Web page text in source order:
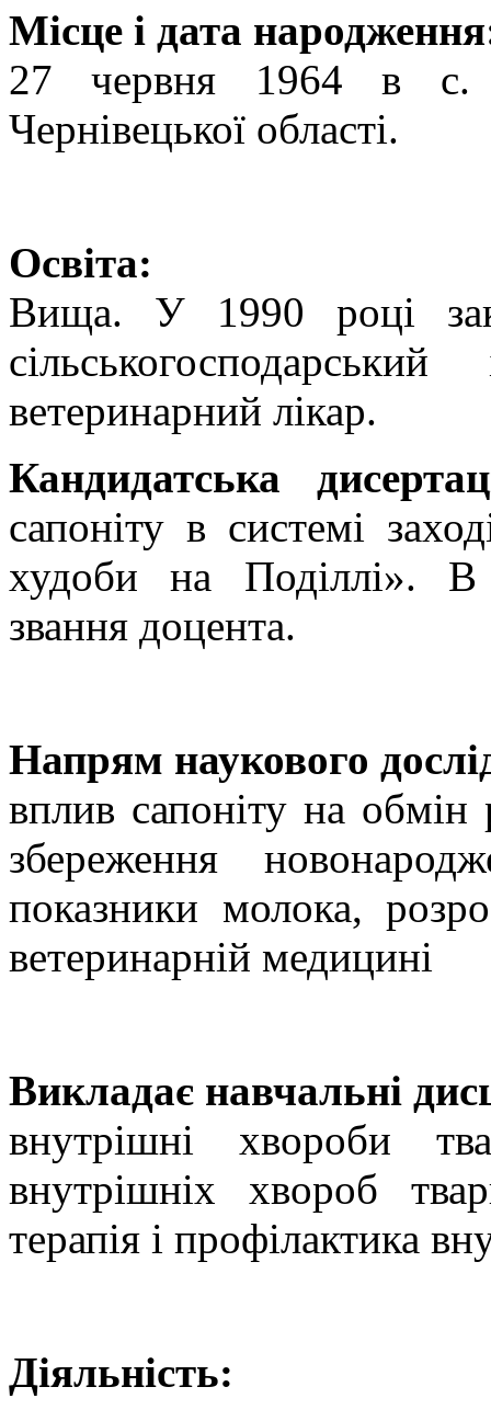
Місце і дата
27 червня 1964 в с.
Чернівецької області.
Освіта:
Вища. У 1990 році
ветеринарний лікар.
Кандидатська
сапоніту в системі
худоби на Поділлі».
звання доцента.
Напрям наукового
вплив сапоніту на обмін
збереження
показники молока,
ветеринарній медицині
Викладає навчальні
внутрішні хвороби
внутрішніх хвороб
терапія і профілактика
Діяльність: